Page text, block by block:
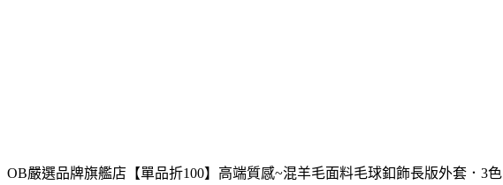
OB嚴選品牌旗艦店【單品折100】高端質感~混羊毛面料毛球釦飾長版外套．3色